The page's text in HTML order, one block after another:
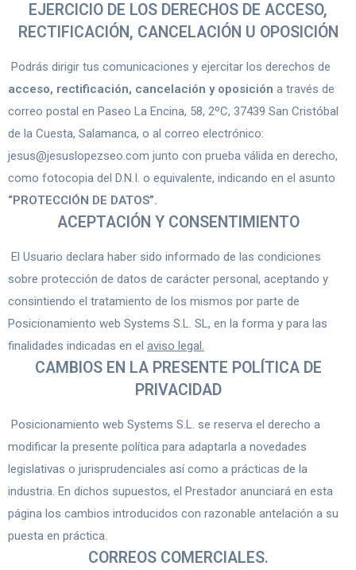
EJERCICIO DE LOS DERECHOS DE ACCESO,
RECTIFICACIÓN, CANCELACIÓN U OPOSICIÓN
Podrás dirigir tus comunicaciones y ejercitar los derechos de
acceso, rectificación, cancelación y oposición a través de
correo postal en Paseo La Encina, 58, 2ºC, 37439 San Cristóbal
de la Cuesta, Salamanca, o al correo electrónico:
jesus@jesuslopezseo.com junto con prueba válida en derecho,
como fotocopia del D.N.I. o equivalente, indicando en el asunto
“PROTECCIÓN DE DATOS”.
ACEPTACIÓN Y CONSENTIMIENTO
El Usuario declara haber sido informado de las condiciones
sobre protección de datos de carácter personal, aceptando y
consintiendo el tratamiento de los mismos por parte de
Posicionamiento web Systems S.L. SL, en la forma y para las
finalidades indicadas en el aviso legal.
CAMBIOS EN LA PRESENTE POLÍTICA DE
PRIVACIDAD
Posicionamiento web Systems S.L. se reserva el derecho a
modificar la presente política para adaptarla a novedades
legislativas o jurisprudenciales así como a prácticas de la
industria. En dichos supuestos, el Prestador anunciará en esta
página los cambios introducidos con razonable antelación a su
puesta en práctica.
CORREOS COMERCIALES.